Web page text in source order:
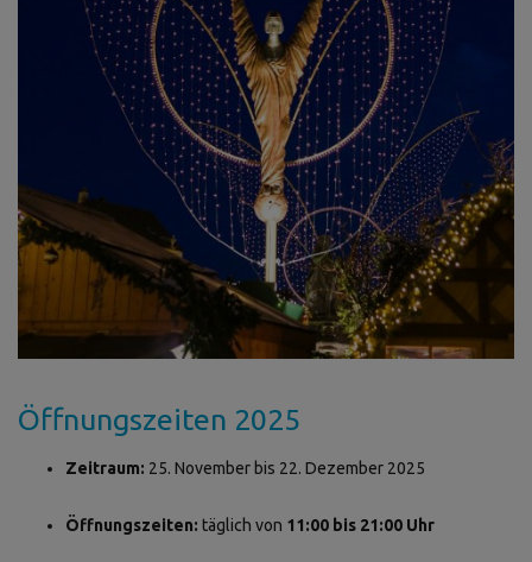
Öffnungszeiten 2025
Zeitraum: 25. November bis 22. Dezember 2025
Öffnungszeiten: täglich von 11:00 bis 21:00 Uhr